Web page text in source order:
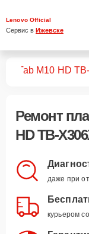
Lenovo Official
Сервис в Ижевске
Tab M10 HD
Ремонт
HD TB-
даже при
курьером